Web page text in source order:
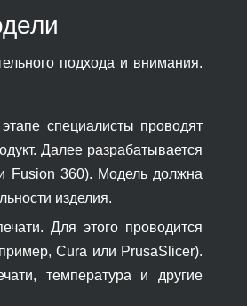
подхода и внимания.
специалисты проводят
Далее разрабатывается
Fusion 360). Модель должна
изделия.
Для этого проводится
Cura или PrusaSlicer).
температура и другие